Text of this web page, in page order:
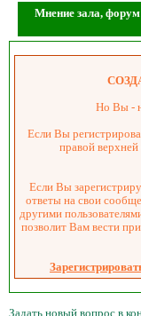
Мнение зала,
Но Вы -
Если Вы
правой верхней
Если Вы
ответы на свои
другими
позволит Вам вести
Задать новый вопрос в